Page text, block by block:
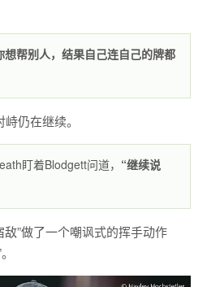
帮别人，结果自己连自己的牌都
仍在继续。
盯着Blodgett问道， “继续说
敌”做了一个嘲讽式的挥手动作